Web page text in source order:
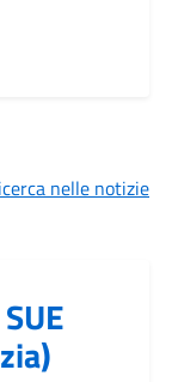
nelle notizie